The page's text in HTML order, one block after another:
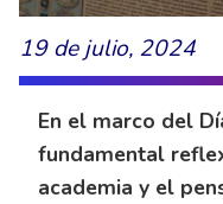
19 de julio, 2024
En el marco del
fundamental
academia y el